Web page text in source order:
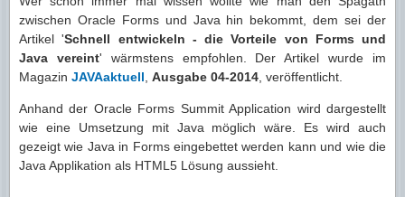
zwischen Oracle Forms und Java hin bekommt, dem sei der
Artikel 'Schnell entwickeln - die Vorteile von Forms und
Java vereint' wärmstens empfohlen. Der Artikel wurde im
Magazin JAVAaktuell Ausgabe 04-2014 , veröffentlicht.
Anhand der Oracle Forms Summit Application wird dargestellt
wie eine Umsetzung mit Java möglich wäre. Es wird auch
gezeigt wie Java in Forms eingebettet werden kann und wie die
Java Applikation als HTML5 Lösung aussieht.